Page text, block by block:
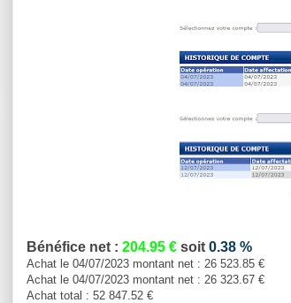
Bénéfice net : 204.95 € soit 0.38 %
Achat le 04/07/2023 montant net : 26 523.85 €
Achat le 04/07/2023 montant net : 26 323.67 €
Achat total : 52 847.52 €